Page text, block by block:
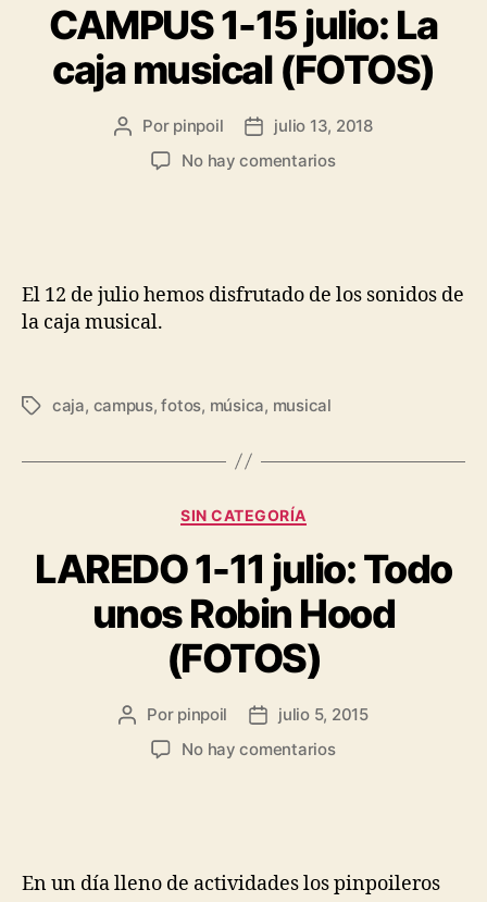
CAMPUS 1-15 julio: La
caja musical (FOTOS)
Por pinpoil
julio 13, 2018
No hay comentarios
El 12 de julio hemos disfrutado de los sonidos de
la caja musical.
caja, campus,fotos, música, musical
SIN CATEGORÍA
LAREDO 1-11 julio: Todo
unos Robin Hood
(FOTOS)
Por pinpoil
julio 5, 2015
No hay comentarios
En un día lleno de actividades los pinpoileros